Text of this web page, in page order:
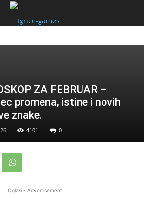
ZA FEBRUAR –
promena, istine i novih
znake.
4101 0
Oglasi - Advertisement